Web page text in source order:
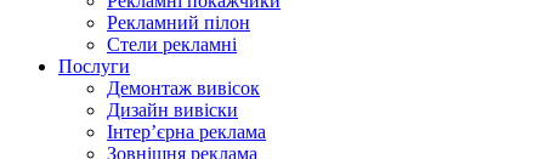
Рекламний пілон
Стели рекламні
Послуги
Демонтаж вивісок
Дизайн вивіски
Інтер’єрна реклама
Зовнішня реклама